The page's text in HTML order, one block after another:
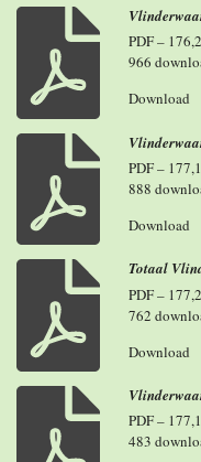
PDF –
966
Download
PDF –
888
Download
Totaal
PDF –
762
Download
PDF –
483